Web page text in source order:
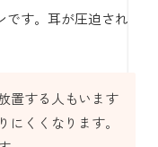
です。耳が圧迫され
置する人もいます
にくくなります。